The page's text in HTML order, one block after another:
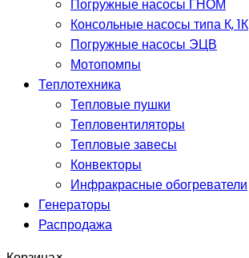
Погружные насосы ГНОМ
Консольные насосы типа К, 1К
Погружные насосы ЭЦВ
Мотопомпы
Теплотехника
Тепловые пушки
Тепловентиляторы
Тепловые завесы
Конвекторы
Инфракрасные обогреватели
Генераторы
Распродажа